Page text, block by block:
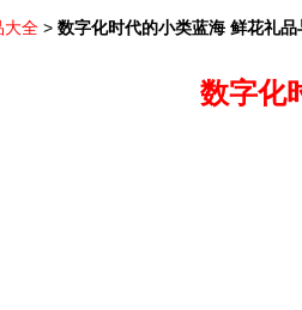
大全 > 数字化时代的小类蓝海 鲜花礼
数字化